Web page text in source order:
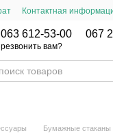
Контактная
063 612-53-00 067
вам?
Бумажные стаканы